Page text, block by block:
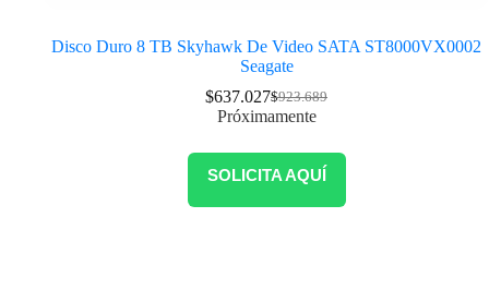
Disco Duro 8 TB Skyhawk De Video SATA ST8000VX0002
Seagate
$923.689
$637.027
Próximamente
SOLICITA AQUÍ